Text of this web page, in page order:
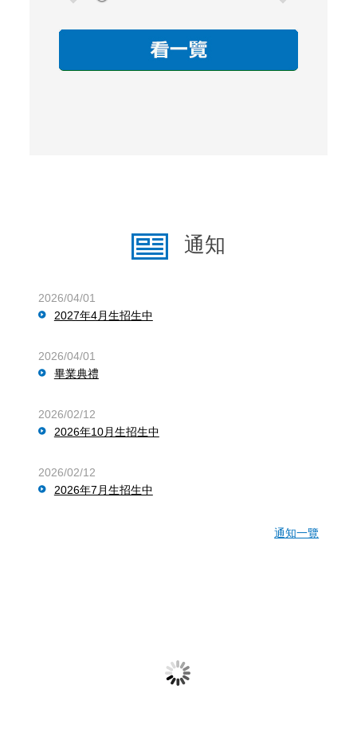
通知
2026/04/01
2027年4月生招生中
2026/04/01
畢業典禮
2026/02/12
2026年10月生招生中
2026/02/12
2026年7月生招生中
通知一覽